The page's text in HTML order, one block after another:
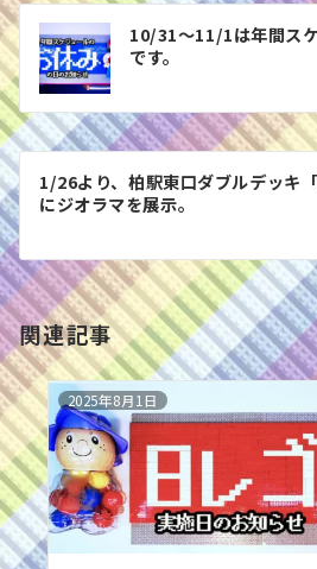
投
稿
ナ
ビ
ゲ
ー
シ
ョ
ン
10/31〜11/1は年間ス
です。
1/26より、柏駅東口ダブルデッキ「
にジオラマを展示。
関連記事
2025年8月1日